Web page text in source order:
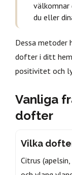
välkomnar
du eller
Dessa metoder
dofter i ditt
positivitet och
Vanliga
dofter
Vilka
Citrus